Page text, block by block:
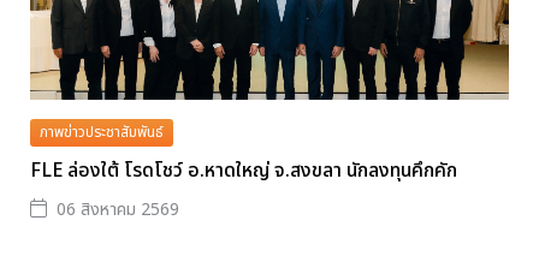
ภาพข่าวประชาสัมพันธ์
FLE ล่องใต้ โรดโชว์ อ.หาดใหญ่ จ.สงขลา นักลงทุนคึกคัก
06 สิงหาคม 2569